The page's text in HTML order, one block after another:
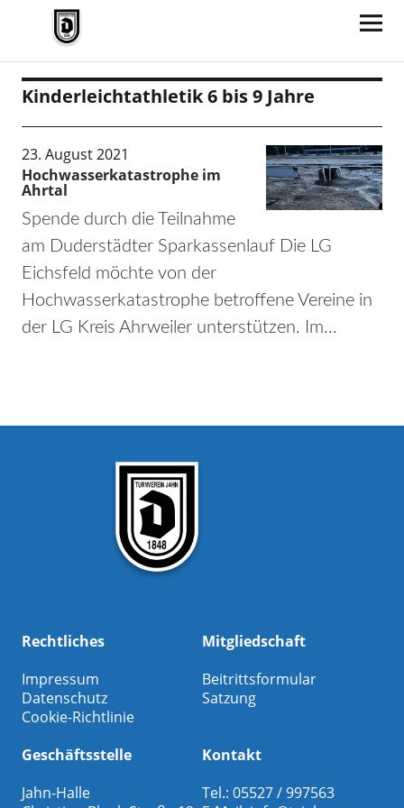
TV Jahn Duderstadt
Kinderleichtathletik 6 bis 9 Jahre
23. August 2021
Hochwasserkatastrophe im
Ahrtal
Spende durch die Teilnahme
am Duderstädter Sparkassenlauf Die LG
Eichsfeld möchte von der
Hochwasserkatastrophe betroffene Vereine in
der LG Kreis Ahrweiler unterstützen. Im…
Rechtliches
Impressum
Datenschutz
Cookie-Richtlinie
Mitgliedschaft
Beitrittsformular
Satzung
Geschäftsstelle
Jahn-Halle
Kontakt
Tel.: 05527 / 997563